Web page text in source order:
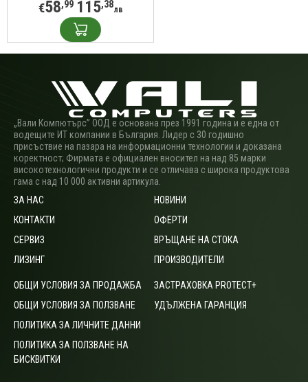
€58,99 115,38лв
„Вали Компютърс” ООД е основана през 1991 година и е една от
водещите ИТ компании в България. Лидер с 30 годишно
присъствие на пазара на информационни технологии и доказана
коректност; Фирмата е официален вносител на над 85 марки
високотехнологични продукти и се отличава с широка продуктова
гама с над 10 000 активни артикула.
ЗА НАС
КОНТАКТИ
СЕРВИЗ
ЛИЗИНГ
НОВИНИ
ОФЕРТИ
ВРЪЩАНЕ НА СТОКА
ПРОИЗВОДИТЕЛИ
ОБЩИ УСЛОВИЯ ЗА ПРОДАЖБА
ОБЩИ УСЛОВИЯ ЗА ПОЛЗВАНЕ
ПОЛИТИКА ЗА ЛИЧНИТЕ ДАННИ
ПОЛИТИКА ЗА ПОЛЗВАНЕ НА
БИСКВИТКИ
ЗАСТРАХОВКА PROTECT+
УДЪЛЖЕНА ГАРАНЦИЯ